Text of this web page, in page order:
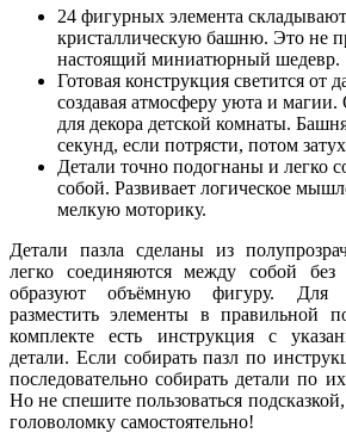
24 фигурных элемента
кристаллическую башню. Это не
настоящий миниатюрный шедевр.
Готовая конструкция светится от
создавая атмосферу уюта и
для декора детской комнаты.
секунд, если потрясти, потом
Детали точно подогнаны и легко
собой. Развивает логическое
мелкую моторику.
Детали пазла сделаны из
легко соединяются между собой без
образуют объёмную фигуру. Для
разместить элементы в правильной
комплекте есть инструкция с
детали. Если собирать пазл по
последовательно собирать детали по
Но не спешите пользоваться
головоломку самостоятельно!